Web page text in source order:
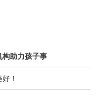
助力孩子事
！